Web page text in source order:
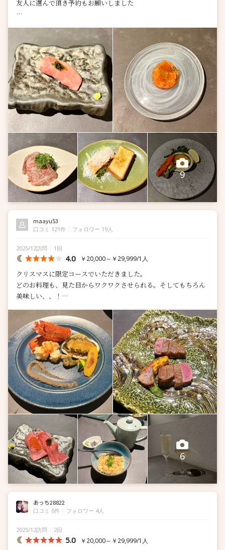
友人に選んで頂き予約もお願いしました
牛の握りからスタート
デザート入れて9品です
ボリュームもあり大満足です
シェフもスタッフも若い...
9
maayu53
口コミ 121件 フォロワー 19人
2025/12訪問 1回
4.0 ￥20,000～￥29,999/1人
クリスマスに限定コースでいただきました。
どのお料理も、見た目からワクワクさせられる。そしてもちろん
美味しい、、！
食べられるのも嬉しい！...
6
あっち28822
口コミ 6件 フォロワー 4人
2025/12訪問 2回
5.0 ￥20,000～￥29,999/1人